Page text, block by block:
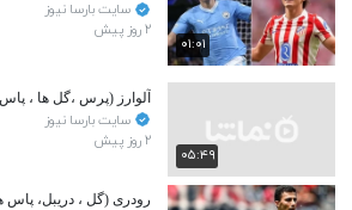
۰۱:۰۱
سایت بارسا نیوز
۲ روز پیش
۰۵:۴۹
آلوارز (پرس ،گل ها ،
سایت بارسا نیوز
۲ روز پیش
رودری (گل ، دریبل، پاس